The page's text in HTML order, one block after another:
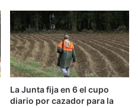
La Junta fija en 6 el cupo
diario por cazador para la